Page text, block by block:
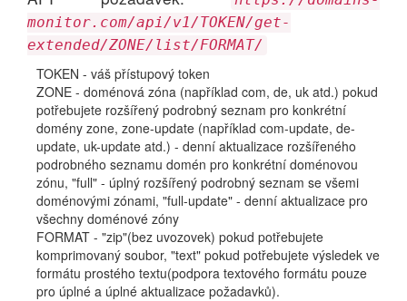
monitor.com/api/v1/TOKEN/get-
extended/ZONE/list/FORMAT/
TOKEN - váš přístupový token
ZONE - doménová zóna (například com, de, uk atd.) pokud
potřebujete rozšířený podrobný seznam pro konkrétní
domény zone, zone-update (například com-update, de-
update, uk-update atd.) - denní aktualizace rozšířeného
podrobného seznamu domén pro konkrétní doménovou
zónu, "full" - úplný rozšířený podrobný seznam se všemi
doménovými zónami, "full-update" - denní aktualizace pro
všechny doménové zóny
FORMAT - "zip"(bez uvozovek) pokud potřebujete
komprimovaný soubor, "text" pokud potřebujete výsledek ve
formátu prostého textu(podpora textového formátu pouze
pro úplné a úplné aktualizace požadavků).